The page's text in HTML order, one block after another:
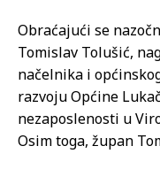
Obraćajući se
Tomislav Tolušić,
načelnika i
razvoju Općine
nezaposlenosti u
Osim toga, župan